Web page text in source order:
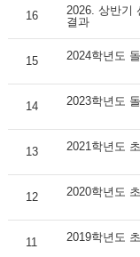
16
2026. 상반기
결과
15 2024학년도
14 2023학년도
13 2021학년도
12 2020학년도
11 2019학년도